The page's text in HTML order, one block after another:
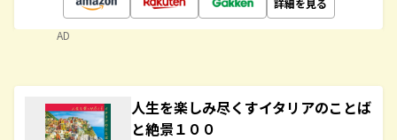
AD
人生を楽しみ尽くすイタリアのことば
と絶景１００